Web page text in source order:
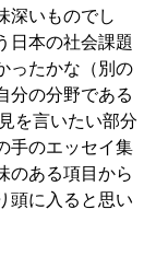
深いものでし
日本の社会課題
ったかな（別の
分の分野である
を言いたい部分
手のエッセイ集
のある項目から
頭に入ると思い